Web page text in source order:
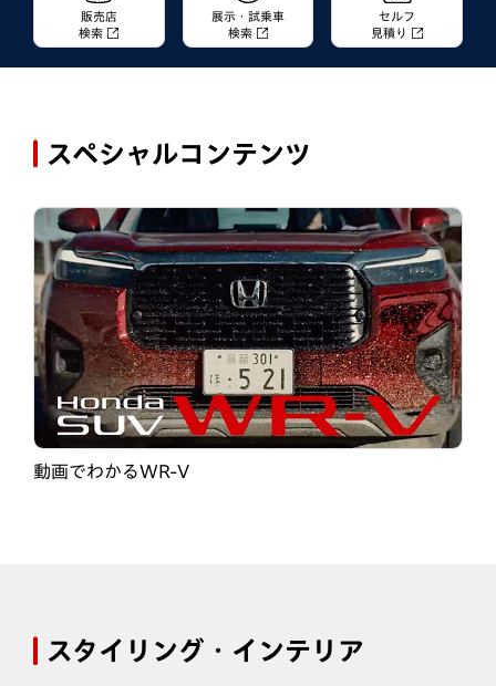
販売店
検索
展示・試乗車
検索
セルフ
見積り
スペシャルコンテンツ
動画でわかるWR-V
スタイリング・インテリア